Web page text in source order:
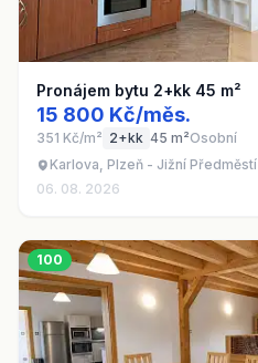
Pronájem bytu 2+kk 45 m²
15 800 Kč/měs.
351 Kč/m² 2+kk 45 m²Osobní
Karlova, Plzeň - Jižní Předměstí
06. 08. 2026
100